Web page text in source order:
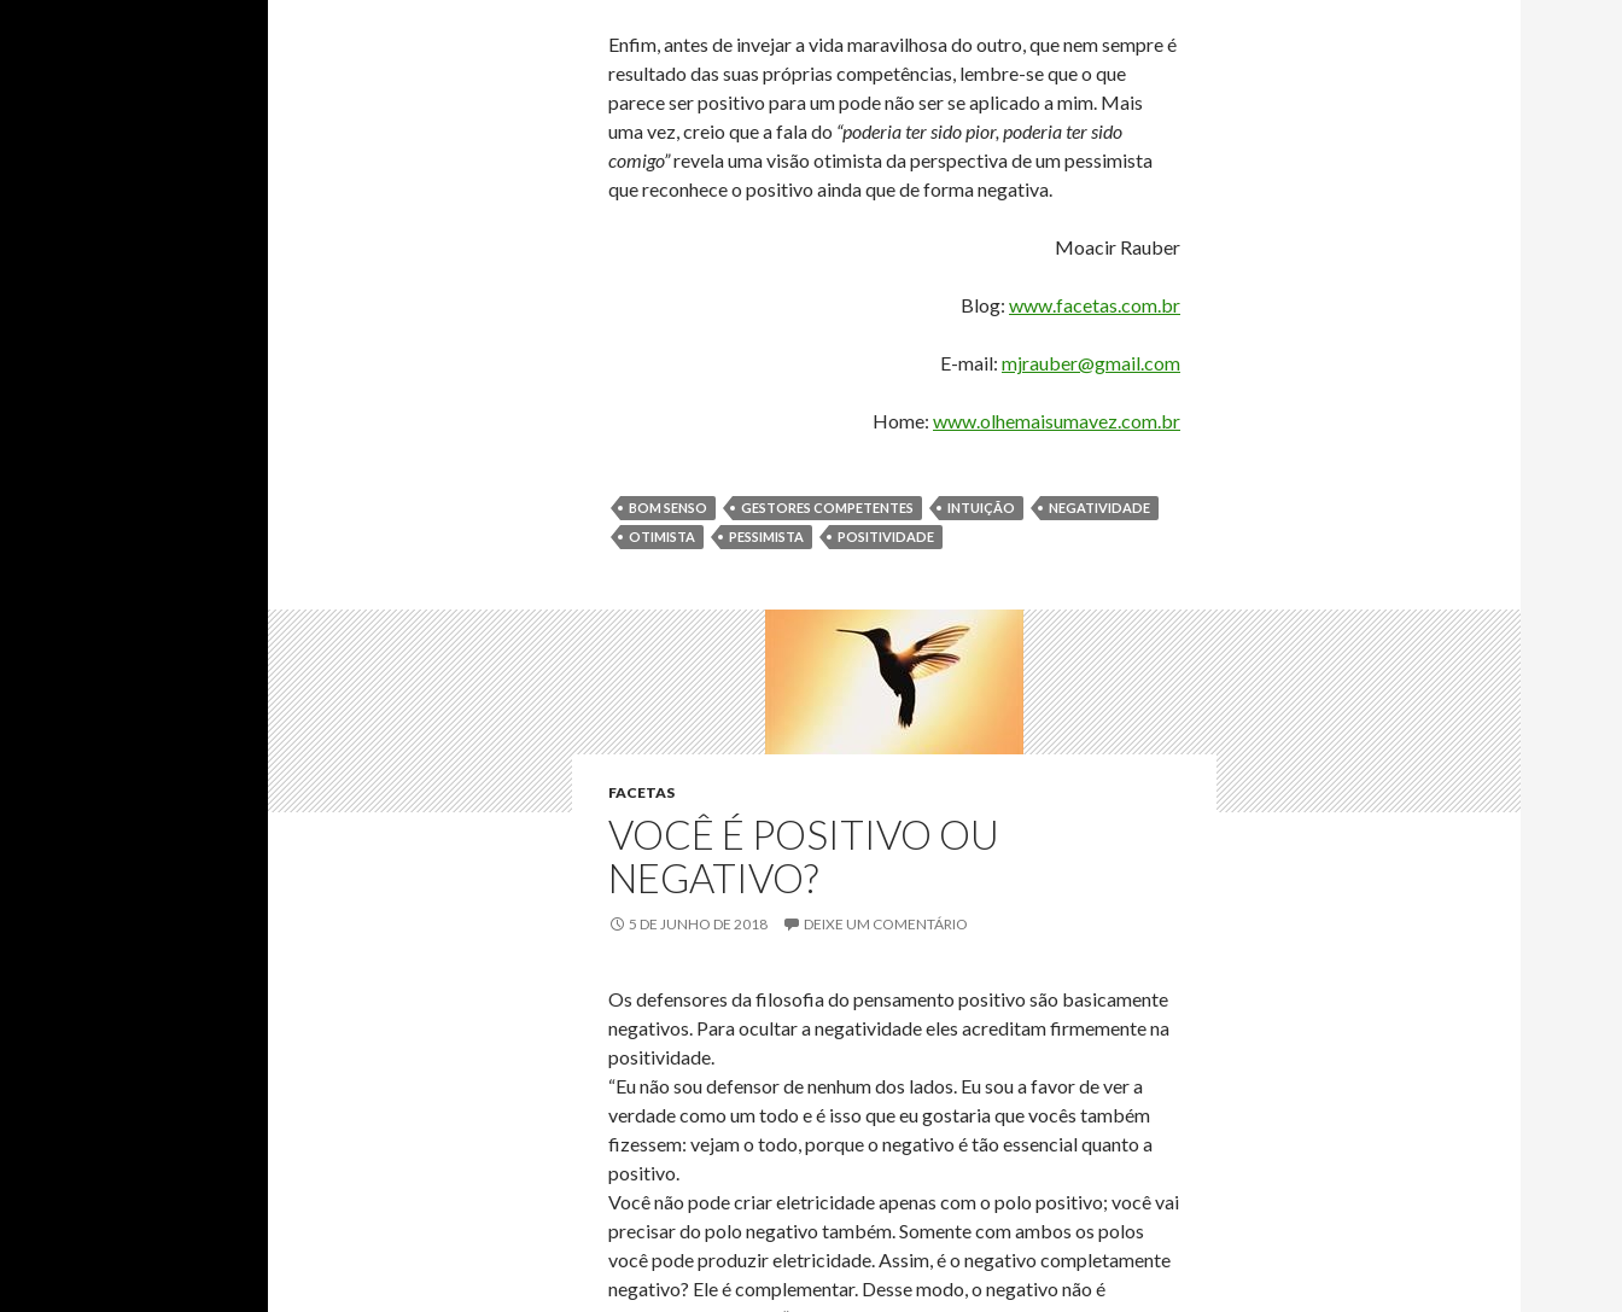
Enfim, antes de invejar a vida maravilhosa do outro, que nem sempre é
resultado das suas próprias competências, lembre-se que o que
parece ser positivo para um pode não ser se aplicado a mim. Mais
uma vez, creio que a fala do “poderia ter sido pior, poderia ter sido
comigo”revela uma visão otimista da perspectiva de um pessimista
que reconhece o positivo ainda que de forma negativa.
Moacir Rauber
Blog: www.facetas.com.br
E-mail: mjrauber@gmail.com
Home: www.olhemaisumavez.com.br
BOM SENSO GESTORES COMPETENTES INTUIÇÃO
NEGATIVIDADE
OTIMISTA
PESSIMISTA POSITIVIDADE
FACETAS
VOCÊ É POSITIVO OU
NEGATIVO?
5 DE JUNHO DE 2018 DEIXE UM COMENTÁRIO
Os defensores da filosofia do pensamento positivo são basicamente
negativos. Para ocultar a negatividade eles acreditam firmemente na
positividade.
“Eu não sou defensor de nenhum dos lados. Eu sou a favor de ver a
verdade como um todo e é isso que eu gostaria que vocês também
fizessem: vejam o todo, porque o negativo é tão essencial quanto a
positivo.
Você não pode criar eletricidade apenas com o polo positivo; você vai
precisar do polo negativo também. Somente com ambos os polos
você pode produzir eletricidade. Assim, é o negativo completamente
negativo? Ele é complementar. Desse modo, o negativo não é